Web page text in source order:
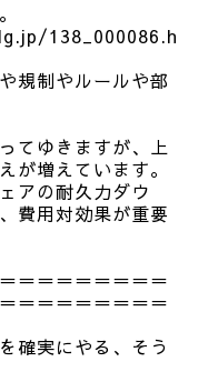
138_000086.h
規制やルールや部
てゆきますが、上
が増えています。
アの耐久力ダウ
費用対効果が重要
＝＝＝＝＝＝＝＝
＝＝＝＝＝＝＝＝
確実にやる、そう